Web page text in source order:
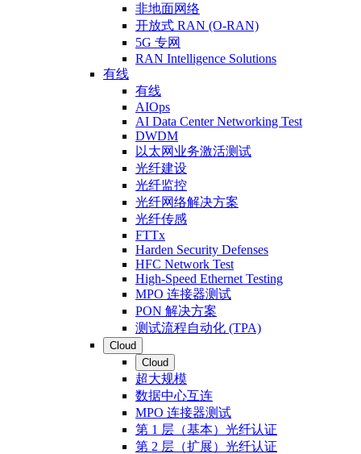
非地面网络
开放式 RAN (O-RAN)
5G 专网
RAN Intelligence Solutions
有线
有线
AIOps
AI Data Center Networking Test
DWDM
以太网业务激活测试
光纤建设
光纤监控
光纤网络解决方案
光纤传感
FTTx
Harden Security Defenses
HFC Network Test
High-Speed Ethernet Testing
MPO 连接器测试
PON 解决方案
测试流程自动化 (TPA)
Cloud
Cloud
超大规模
数据中心互连
MPO 连接器测试
第 1 层（基本）光纤认证
第 2 层（扩展）光纤认证